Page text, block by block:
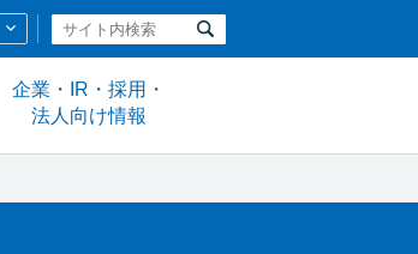
企業・IR・採用・
法人向け情報